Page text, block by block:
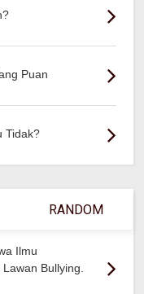
Puan
Tidak?
RANDOM
Ilmu
Bullying.